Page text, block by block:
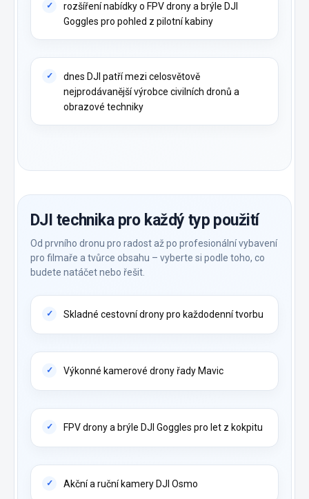
rozšíření nabídky o FPV drony a brýle DJI
Goggles pro pohled z pilotní kabiny
dnes DJI patří mezi celosvětově
nejprodávanější výrobce civilních dronů a
obrazové techniky
DJI technika pro každý typ použití
Od prvního dronu pro radost až po profesionální vybavení
pro filmaře a tvůrce obsahu – vyberte si podle toho, co
budete natáčet nebo řešit.
Skladné cestovní drony pro každodenní tvorbu
Výkonné kamerové drony řady Mavic
FPV drony a brýle DJI Goggles pro let z kokpitu
Akční a ruční kamery DJI Osmo